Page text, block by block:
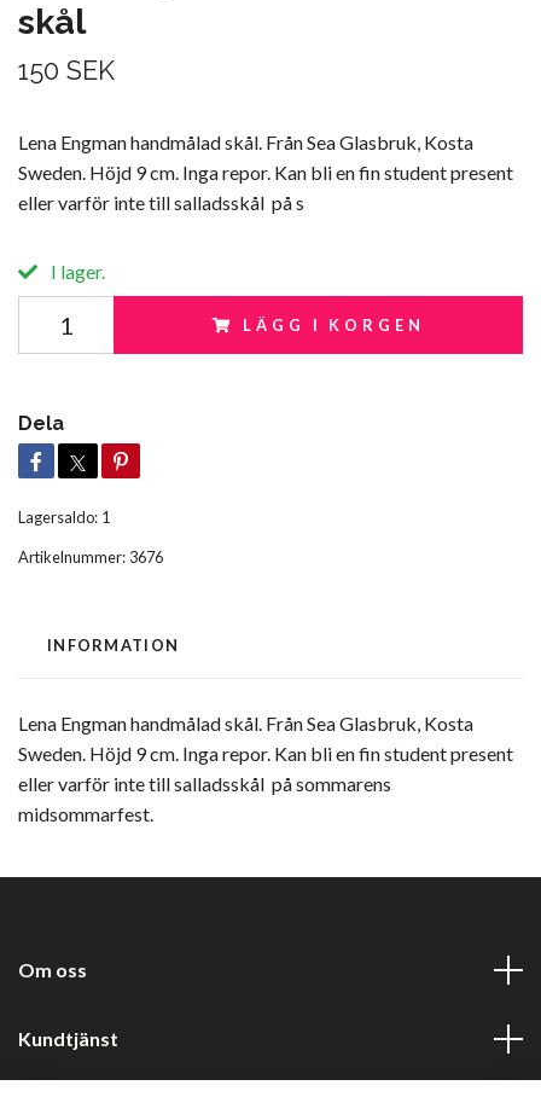
skål
150 SEK
Lena Engman handmålad skål. Från Sea Glasbruk, Kosta
Sweden. Höjd 9 cm. Inga repor. Kan bli en fin student present
eller varför inte till salladsskål på s
I lager.
LÄGG I KORGEN
Dela
Lagersaldo: 1
Artikelnummer: 3676
INFORMATION
Lena Engman handmålad skål. Från Sea Glasbruk, Kosta
Sweden. Höjd 9 cm. Inga repor. Kan bli en fin student present
eller varför inte till salladsskål på sommarens
midsommarfest.
Om oss
Kundtjänst